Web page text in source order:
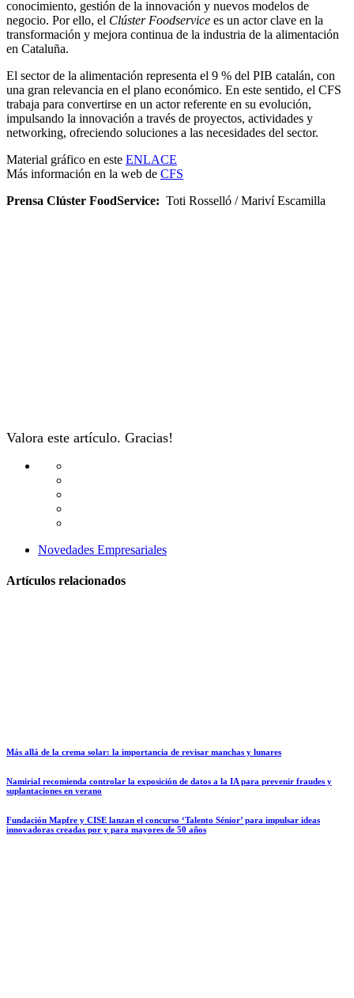
conocimiento, gestión de la innovación y nuevos modelos de
negocio. Por ello, el Clúster Foodservice es un actor clave en la
transformación y mejora continua de la industria de la alimentación
en Cataluña.
El sector de la alimentación representa el 9 % del PIB catalán, con
una gran relevancia en el plano económico. En este sentido, el CFS
trabaja para convertirse en un actor referente en su evolución,
impulsando la innovación a través de proyectos, actividades y
networking, ofreciendo soluciones a las necesidades del sector.
Material gráfico en este ENLACE
Más información en la web de CFS
Prensa Clúster FoodService: Toti Rosselló / Mariví Escamilla
Valora este artículo. Gracias!
Novedades Empresariales
Artículos relacionados
Más allá de la crema solar: la importancia de revisar manchas y lunares
Namirial recomienda controlar la exposición de datos a la IA para prevenir fraudes y
suplantaciones en verano
Fundación Mapfre y CISE lanzan el concurso ‘Talento Sénior’ para impulsar ideas
innovadoras creadas por y para mayores de 50 años